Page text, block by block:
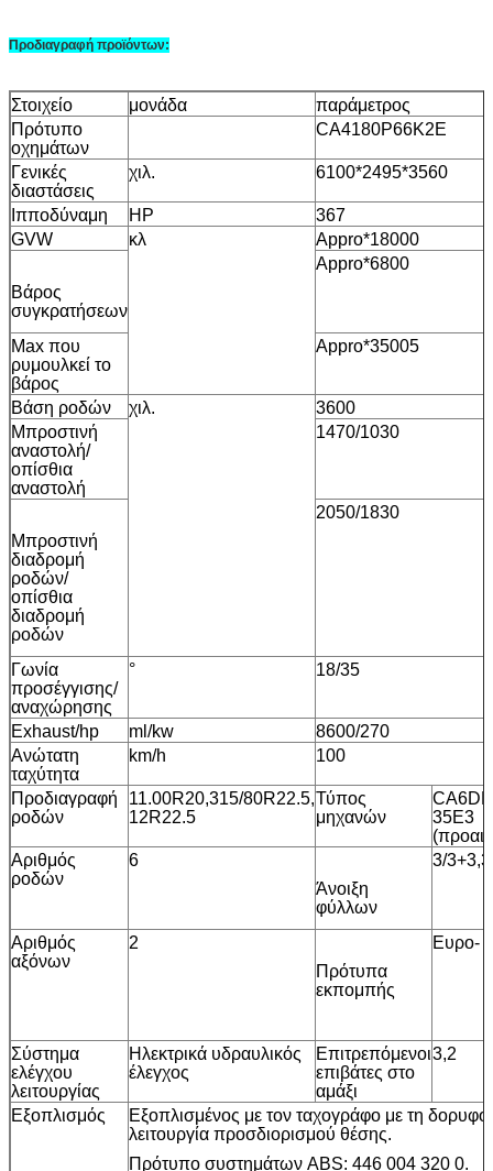
Προδιαγραφή προϊόντων:
Στοιχείο μονάδα
παράμετρος
Πρότυπο
οχημάτων
CA4180P66K2E
Γενικές
διαστάσεις
χιλ. 6100*2495*3560
Ιπποδύναμη HP
367
GVW
κλ Appro*18000
Βάρος
συγκρατήσεων
Appro*6800
Max που
ρυμουλκεί το
βάρος
Appro*35005
Βάση ροδών χιλ.
3600
Μπροστινή
αναστολή/
οπίσθια
αναστολή
1470/1030
Μπροστινή
διαδρομή
ροδών/
οπίσθια
διαδρομή
ροδών
2050/1830
Γωνία
προσέγγισης/
αναχώρησης
° 18/35
Exhaust/hp ml/kw
8600/270
Ανώτατη
ταχύτητα
km/h 100
Προδιαγραφή
ροδών
11.00R20,315/80R22.5,
12R22.5
Τύπος
μηχανών
35E3
Αριθμός
ροδών
6
Άνοιξη
φύλλων
3/
Αριθμός
αξόνων
2
Πρότυπα
εκπομπής
Ευρο-
Σύστημα
ελέγχου
λειτουργίας
Ηλεκτρικά υδραυλικός
έλεγχος
Επιτρεπόμενοι
επιβάτες στο
αμάξι
3,2
Εξοπλισμός
Εξοπλισμένος με τον ταχογράφο με τη
λειτουργία προσδιορισμού θέσης.
Πρότυπο συστημάτων ABS: 446 004 320 0.